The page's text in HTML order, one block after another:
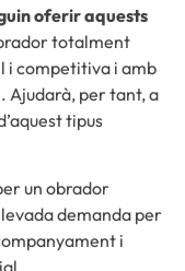
oferir aquests
totalment
i competitiva i amb
Ajudarà, per tant, a
tipus
un obrador
demanda per
i